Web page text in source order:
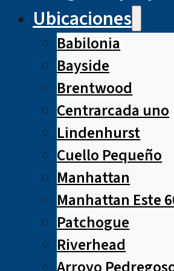
Ubicaciones
Babilonia
Bayside
Brentwood
Centrarcada uno
Lindenhurst
Cuello Pequeño
Manhattan
Manhattan Este
Patchogue
Riverhead